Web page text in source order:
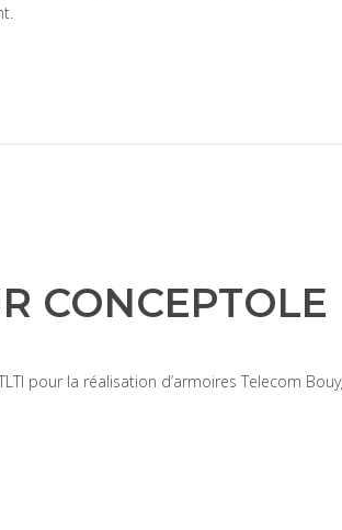
CONCEPTOLE
pour la réalisation d’armoires Telecom